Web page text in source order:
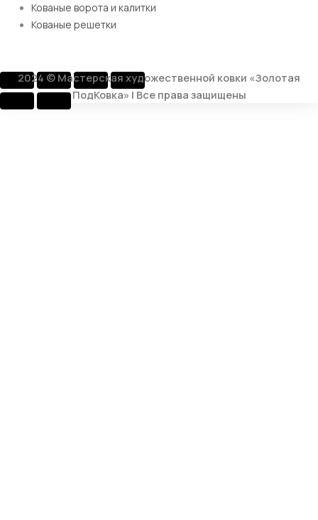
Кованые ворота и калитки
Кованые решетки
2024 © Мастерская художественной ковки «Золотая
ПодКовка» | Все права защищены